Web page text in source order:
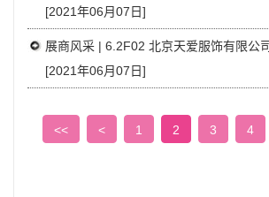
[2021年06月07日]
[2021年06月07日]
<< < 1 2 3 4